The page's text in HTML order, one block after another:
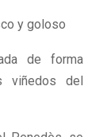
y goloso
de forma
viñedos del